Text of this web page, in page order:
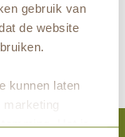
gebruik van
de website
kunnen laten
marketing
Het is
samen met